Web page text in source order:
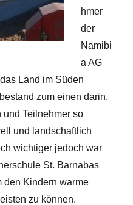
hmer
der
Namibi
a AG
Land im Süden
zum einen darin,
und Teilnehmer so
und landschaftlich
wichtiger jedoch war
St. Barnabas
den Kindern warme
zu können.